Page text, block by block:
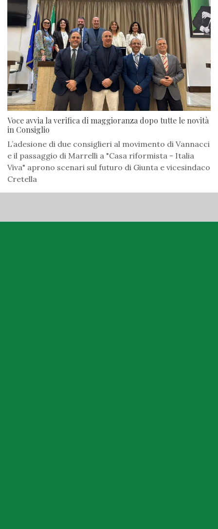
Voce avvia la verifica di maggioranza dopo tutte le novità
in Consiglio
L’adesione di due consiglieri al movimento di Vannacci
e il passaggio di Marrelli a "Casa riformista - Italia
Viva" aprono scenari sul futuro di Giunta e vicesindaco
Cretella